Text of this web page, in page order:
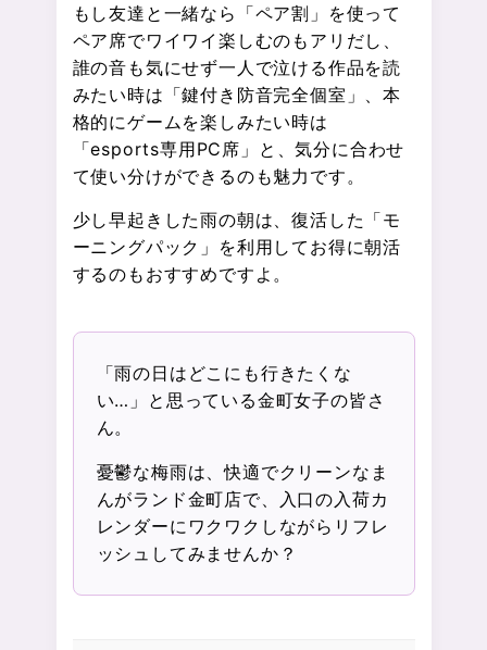
もし友達と一緒なら「ペア割」を使って
ペア席でワイワイ楽しむのもアリだし、
誰の音も気にせず一人で泣ける作品を読
みたい時は「鍵付き防音完全個室」、本
格的にゲームを楽しみたい時は
「esports専用PC席」と、気分に合わせ
て使い分けができるのも魅力です。
少し早起きした雨の朝は、復活した「モ
ーニングパック」を利用してお得に朝活
するのもおすすめですよ。
「雨の日はどこにも行きたくな
い…」と思っている金町女子の皆さ
ん。
憂鬱な梅雨は、快適でクリーンなま
んがランド金町店で、入口の入荷カ
レンダーにワクワクしながらリフレ
ッシュしてみませんか？